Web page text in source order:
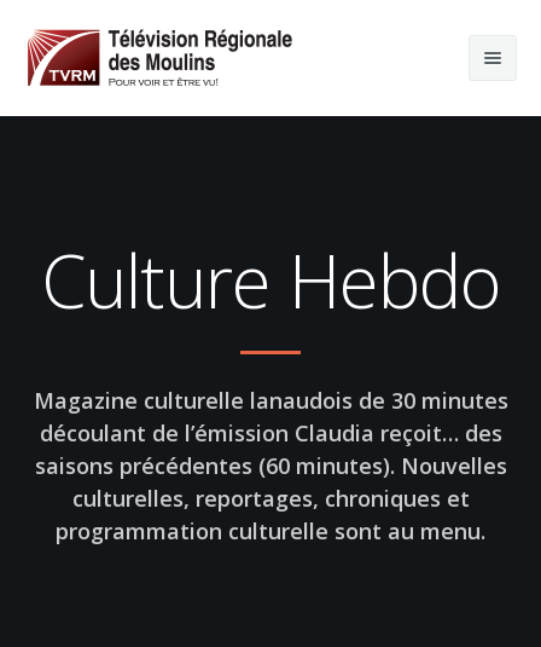
Culture Hebdo
Magazine culturelle lanaudois de 30 minutes
découlant de l’émission Claudia reçoit… des
saisons précédentes (60 minutes). Nouvelles
culturelles, reportages, chroniques et
programmation culturelle sont au menu.